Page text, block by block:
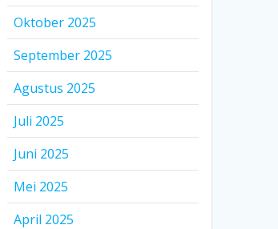
Oktober 2025
September 2025
Agustus 2025
Juli 2025
Juni 2025
Mei 2025
April 2025